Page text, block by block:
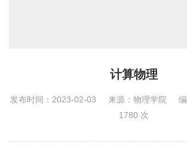
计算物理
发布时间：2023-02-03 来源：物理学院
1780 次